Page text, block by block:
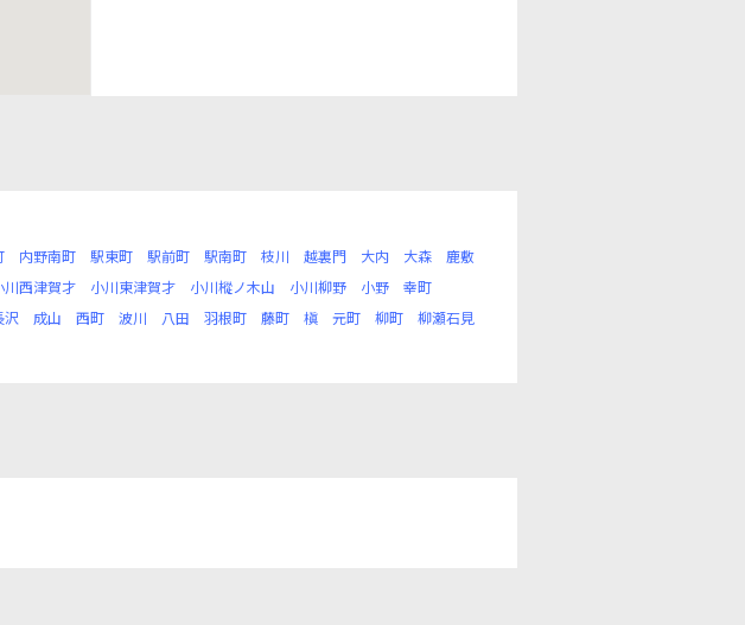
内野南町 駅東町 駅前町 駅南町 枝川 越裏門 大内 大森
鹿敷
川西津賀才 小川東津賀才 小川樅ノ木山 小川柳野 小野
幸町
沢 成山 西町 波川 八田 羽根町 藤町 槇 元町 柳町
柳瀬石見